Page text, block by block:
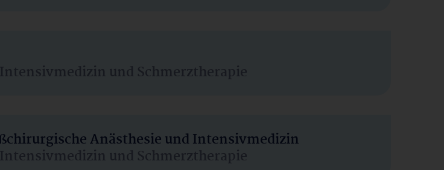
und Schmerztherapie
Anästhesie und Intensivmedizin
und Schmerztherapie